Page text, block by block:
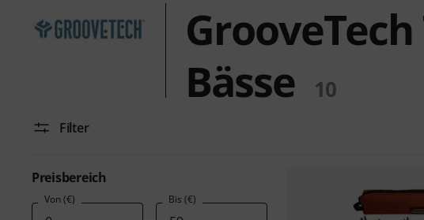
Bässe
10
Filter
Preisbereich
Von (€) Bis (€)